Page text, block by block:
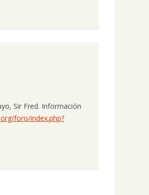
Sir Fred. Información
foro/index.php?